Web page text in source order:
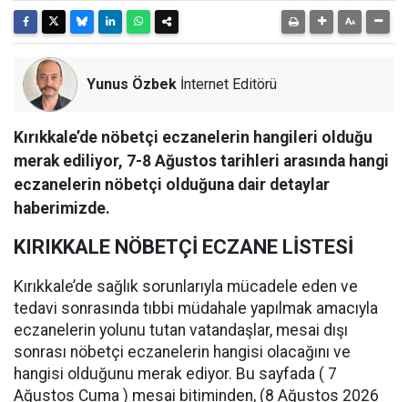
Yunus Özbek İnternet Editörü
Kırıkkale’de nöbetçi eczanelerin hangileri olduğu
merak ediliyor, 7-8 Ağustos tarihleri arasında hangi
eczanelerin nöbetçi olduğuna dair detaylar
haberimizde.
KIRIKKALE NÖBETÇİ ECZANE LİSTESİ
Kırıkkale’de sağlık sorunlarıyla mücadele eden ve
tedavi sonrasında tıbbi müdahale yapılmak amacıyla
eczanelerin yolunu tutan vatandaşlar, mesai dışı
sonrası nöbetçi eczanelerin hangisi olacağını ve
hangisi olduğunu merak ediyor. Bu sayfada ( 7
Ağustos Cuma ) mesai bitiminden, (8 Ağustos 2026